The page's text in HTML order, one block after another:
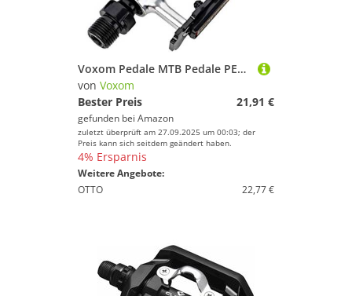
Voxom Pedale MTB Pedale PE3 Schwarz, One Size, 717000002
von Voxom
Bester Preis
21,91 €
gefunden bei Amazon
zuletzt überprüft am 27.09.2025 um 00:03; der
Preis kann sich seitdem geändert haben.
4% Ersparnis
Weitere Angebote:
OTTO
22,77 €